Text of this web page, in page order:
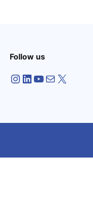
Follow us
Instagram LinkedIn YouTube Mail X